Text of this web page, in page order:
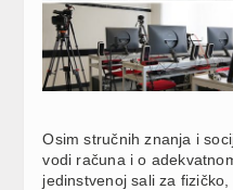
Osim stručnih znanja i
vodi računa i o
jedinstvenoj sali za